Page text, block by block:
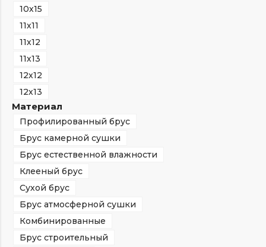
10х15
11х11
11х12
11х13
12х12
12х13
Материал
Профилированный брус
Брус камерной сушки
Брус естественной влажности
Клееный брус
Сухой брус
Брус атмосферной сушки
Комбинированные
Брус строительный